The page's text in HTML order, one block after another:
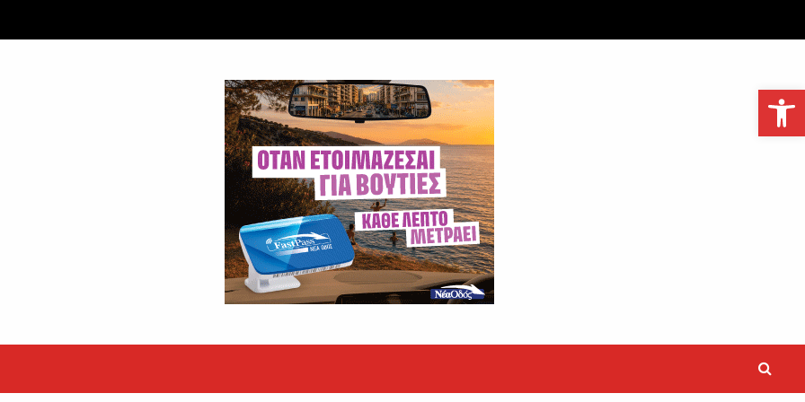
τα EBITDA το εξάμηνο
επιδόσεις κατά...
Ανοίξτε τη γραμμή εργαλείων